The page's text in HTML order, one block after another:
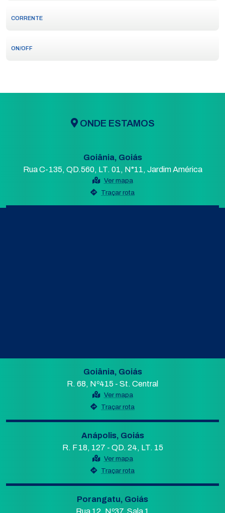
CORRENTE
ON/OFF
ONDE ESTAMOS
Goiânia, Goiás
Rua C-135, QD.560, LT. 01, N°11, Jardim América
Ver mapa
Traçar rota
Goiânia, Goiás
R. 68, Nº415 - St. Central
Ver mapa
Traçar rota
Anápolis, Goiás
R. F 18, 127 - QD. 24, LT. 15
Ver mapa
Traçar rota
Porangatu, Goiás
Rua 12, Nº37, Sala 1